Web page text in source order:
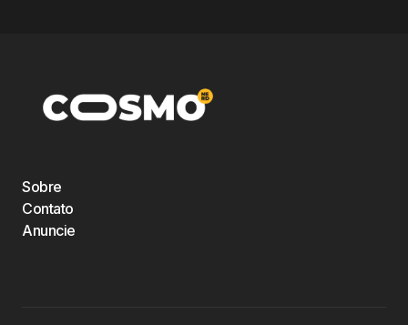
Sobre
Contato
Anuncie